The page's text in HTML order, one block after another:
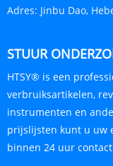
Adres: Jinbu Dao,
STUUR
HTSY® is een
verbruiksartikelen,
instrumenten en
prijslijsten kunt u uw
binnen 24 uur